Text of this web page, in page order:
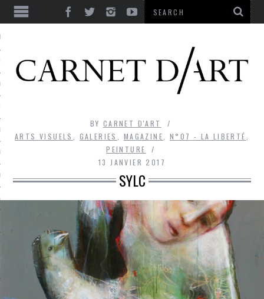
ULTIME
RIRE
LIBERTÉ
BONHEUR
BY CARNET D'ART
ARTS VISUELS
GALERIES MAGAZINE N°07 - LA LIBERTÉ
PEINTURE
13 JANVIER 2017
SYLC